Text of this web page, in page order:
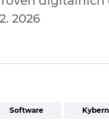
2026
Software